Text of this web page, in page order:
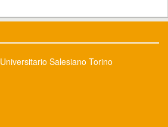
Salesiano Torino